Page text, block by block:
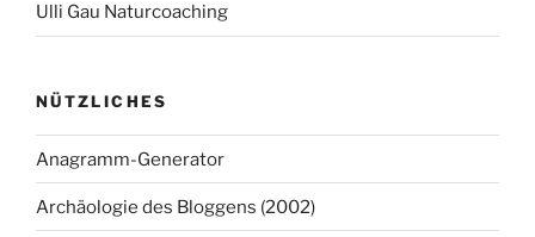
Ulli Gau Naturcoaching
NÜTZLICHES
Anagramm-Generator
Archäologie des Bloggens (2002)